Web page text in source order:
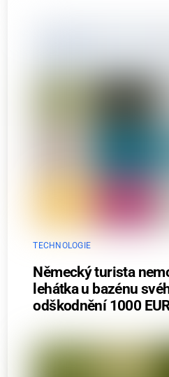
TECHNOLOGIE
Německý turista
lehátka u bazénu
odškodnění 1000